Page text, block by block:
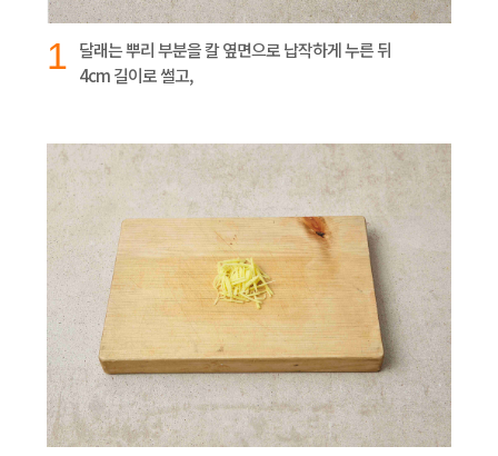
1 달래는 뿌리 부분을 칼 옆면으로 납작하게 누른 뒤
4cm 길이로 썰고,